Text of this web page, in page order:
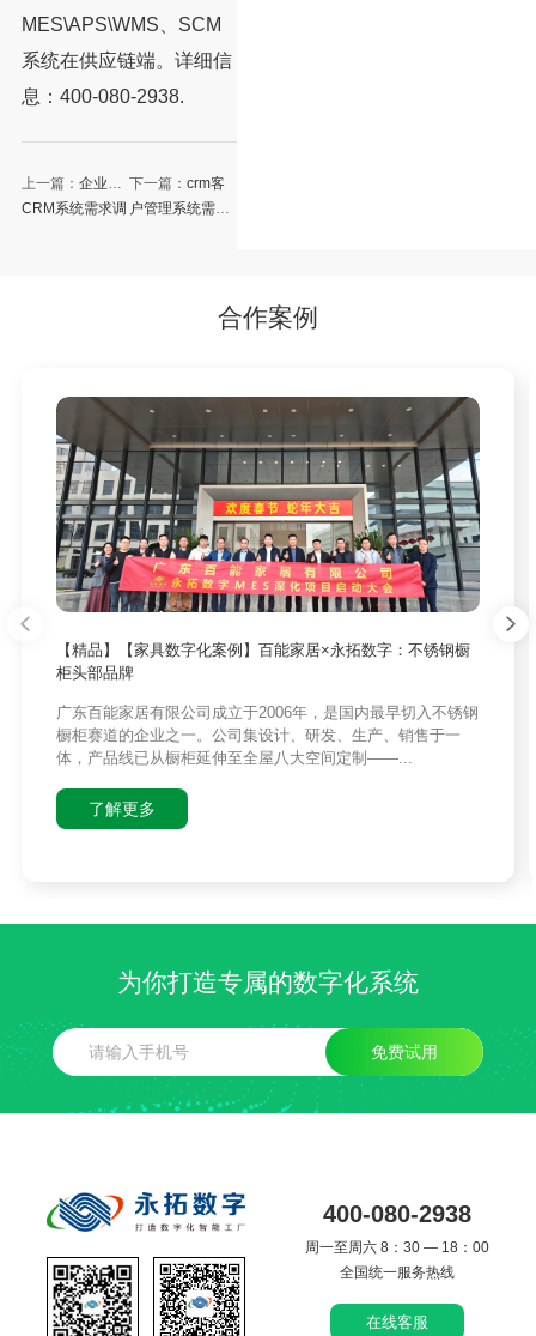
MES\APS\WMS、SCM
系统在供应链端。详细信
息：400-080-2938.
上一篇： 企业
CRM系统需求调
下一篇： crm客
户管理系统需求
合作案例
【精品】【家具数字化案例】百能家居×永拓数字：不锈钢橱
柜头部品牌
广东百能家居有限公司成立于2006年，是国内最早切入不锈钢
橱柜赛道的企业之一。公司集设计、研发、生产、销售于一
体，产品线已从橱柜延伸至全屋八大空间定制——...
了解更多
为你打造专属的数字化系统
免费试用
400-080-2938
周一至周六 8：30 — 18：00
全国统一服务热线
在线客服